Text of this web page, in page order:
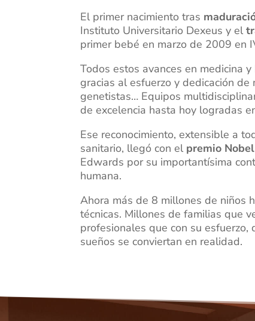
El primer nacimiento tras
Instituto Universitario Dexeus y el
primer bebé en marzo de 2009 en
Todos estos avances en medicina
gracias al esfuerzo y dedicación
genetistas… Equipos
de excelencia hasta hoy logradas
Ese reconocimiento, extensible a
sanitario, llegó con el premio
Edwards por su importantísima
humana.
Ahora más de 8 millones de niños
técnicas. Millones de familias que
profesionales que con su
sueños se conviertan en realidad.